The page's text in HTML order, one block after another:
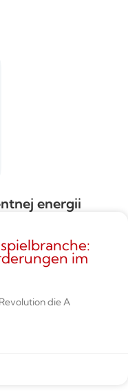
energii
im
die A